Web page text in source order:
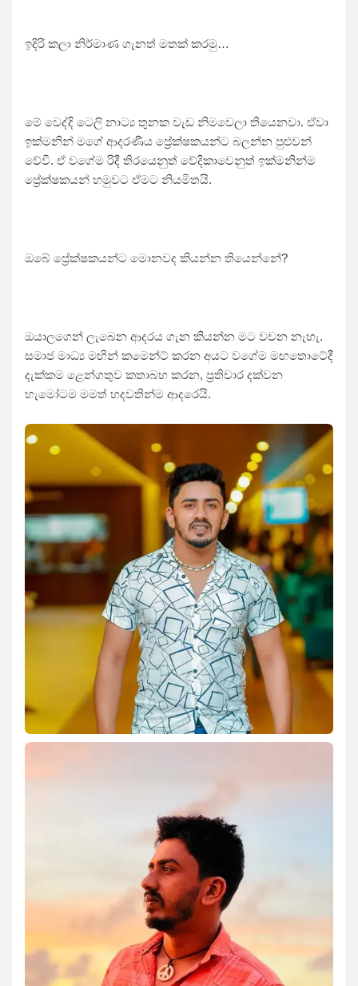
ඉදිරි කලා නිර්මාණ ගැනත් මතක් කරමු…
මේ වෙද්දි ටෙලි නාට්‍ය තුනක වැඩ නිමවෙලා තියෙනවා. ඒවා
ඉක්මනින් මගේ ආදරණීය ප්‍රේක්ෂකයන්ට බලන්න පුළුවන්
වේවී. ඒ වගේම රිදී තිරයෙනුත් වේදිකාවෙනුත් ඉක්මනින්ම
ප්‍රේක්ෂකයන් හමුවට ඒමට නියමිතයි.
ඔබේ ප්‍රේක්ෂකයන්ට මොනවද කියන්න තියෙන්නේ?
ඔයාලගෙන් ලැබෙන ආදරය ගැන කියන්න මට වචන නැහැ.
සමාජ මාධ්‍ය මඟින් කමෙන්ට් කරන අයට වගේම මඟතොටේදී
දැක්කම ළෙන්ගතුව කතාබහ කරන, ප්‍රතිචාර දක්වන
හැමෝටම මමත් හදවතින්ම ආදරෙයි.